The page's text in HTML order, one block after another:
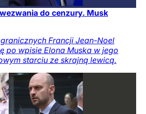
do cenzury. Musk
Francji Jean-Noel
po wpisie Elona Muska w jego
starciu ze skrajną lewicą.